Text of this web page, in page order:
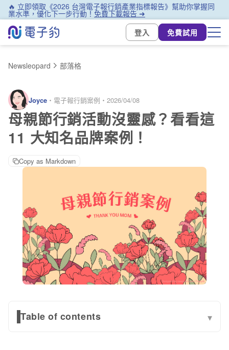
🔥 立即領取《2026 台灣電子報行銷產業指標報告》幫助你掌握同
業水準，優化下一步行動！免費下載報告 ➜
登入
免費試用
Newsleopard 部落格
Joyce ・ 電子報行銷案例 ・ 2026/04/08
母親節行銷活動沒靈感？看看這
11 大知名品牌案例！
Copy as Markdown
Table of contents ▾